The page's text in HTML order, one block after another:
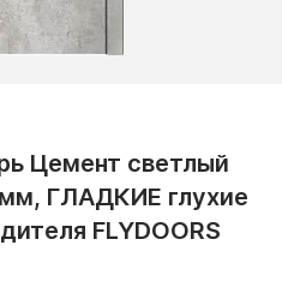
Цемент светлый
ГЛАДКИЕ глухие
FLYDOORS